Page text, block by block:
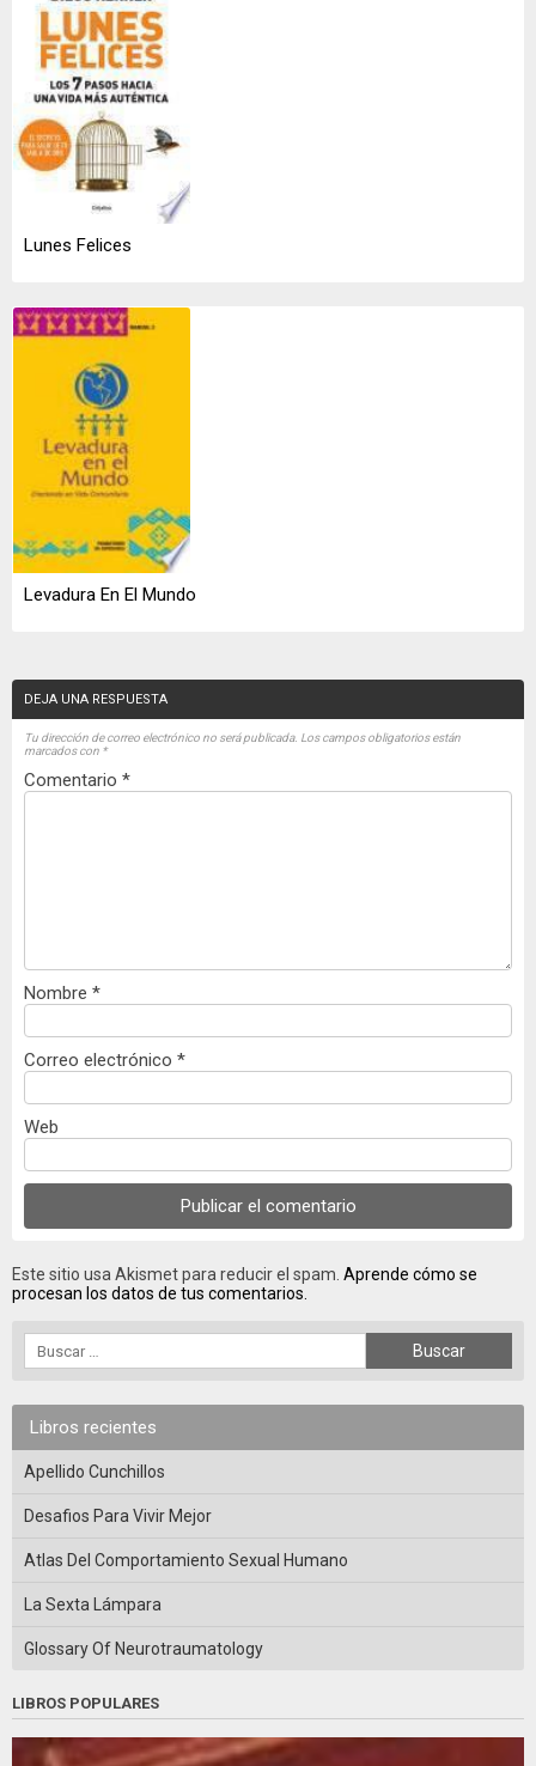
Lunes Felices
Levadura En El Mundo
DEJA UNA RESPUESTA
Tu dirección de correo electrónico no será publicada. Los campos obligatorios están
marcados con *
Comentario *
Nombre *
Correo electrónico *
Web
Este sitio usa Akismet para reducir el spam. Aprende cómo se
procesan los datos de tus comentarios.
Libros recientes
Apellido Cunchillos
Desafios Para Vivir Mejor
Atlas Del Comportamiento Sexual Humano
La Sexta Lámpara
Glossary Of Neurotraumatology
LIBROS POPULARES